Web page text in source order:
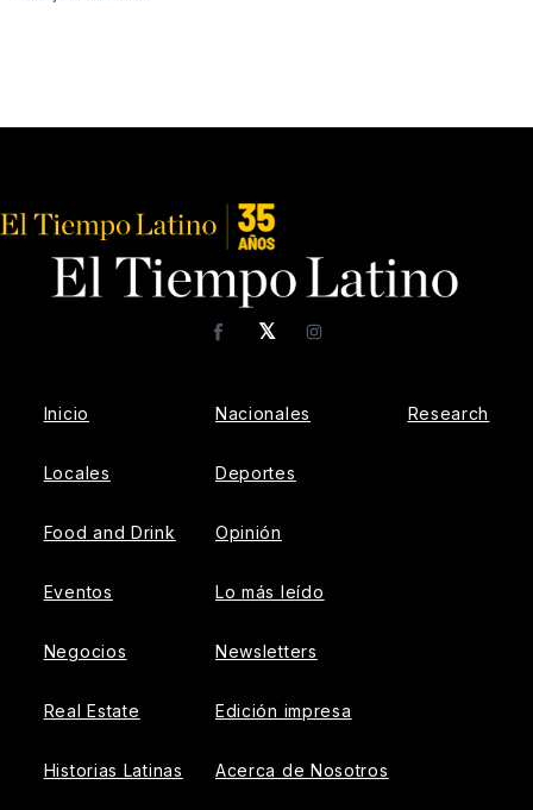
𝕏
FacebookInstagram
Inicio
Locales
Food and Drink
Eventos
Negocios
Real Estate
Historias Latinas
Nacionales
Deportes
Opinión
Lo más leído
Newsletters
Edición impresa
Acerca de Nosotros
Research